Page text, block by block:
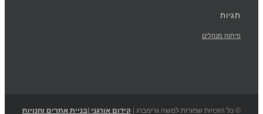
תגיות
פיתוח מנהלים
© כל הזכויות שמורות למשה גרימברג | קידום אורגני |בניית אתרים וחנויות